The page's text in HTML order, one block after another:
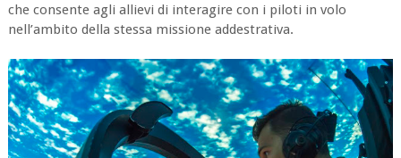
che consente agli allievi di interagire con i piloti in volo
nell’ambito della stessa missione addestrativa.